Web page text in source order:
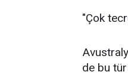
"Çok
de bu